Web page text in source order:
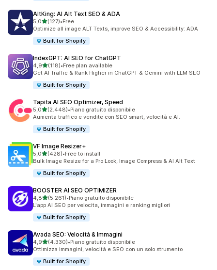
AltKing: AI Alt Text SEO & ADA
5,0stelle su 5
(127)
127 recensioni totali
•Free
Optimize all image ALT Texts, improve SEO & Accessibility: ADA
Built for Shopify
IndexGPT: AI SEO for ChatGPT
4,9stelle su 5
(118)
118 recensioni totali
•Free plan available
Get AI Traffic & Rank Higher in ChatGPT & Gemini with LLM SEO
Built for Shopify
Tapita AI SEO Optimizer, Speed
5,0stelle su 5
(2.448)
2448 recensioni totali
•Piano gratuito disponibile
Aumenta traffico e vendite con SEO smart, velocità e AI.
Built for Shopify
VF Image Resizer+
5,0stelle su 5
(428)
428 recensioni totali
•Free to install
Bulk Image Resize for a Pro Look, Image Compress & AI Alt Text
Built for Shopify
BOOSTER AI SEO OPTIMIZER
4,8stelle su 5
(5.261)
5261 recensioni totali
•Piano gratuito disponibile
L'app AI SEO per velocita, immagini e ranking migliori
Built for Shopify
Avada SEO: Velocità & Immagini
4,9stelle su 5
(4.330)
4330 recensioni totali
•Piano gratuito disponibile
Ottimizza immagini, velocità e SEO con un solo strumento
Built for Shopify